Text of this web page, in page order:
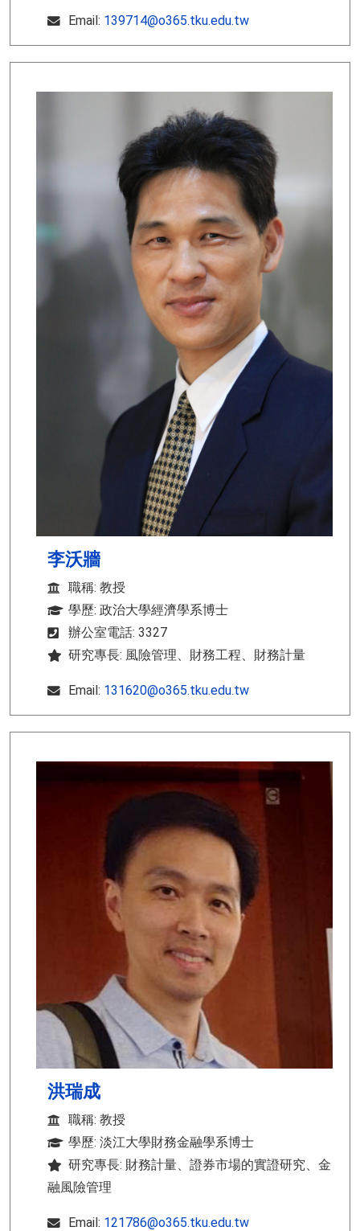
Email: 139714@o365.tku.edu.tw
李沃牆
職稱: 教授
學歷: 政治大學經濟學系博士
辦公室電話: 3327
研究專長: 風險管理、財務工程、財務計量
Email: 131620@o365.tku.edu.tw
洪瑞成
職稱: 教授
學歷: 淡江大學財務金融學系博士
研究專長: 財務計量、證券市場的實證研究、金
融風險管理
Email: 121786@o365.tku.edu.tw